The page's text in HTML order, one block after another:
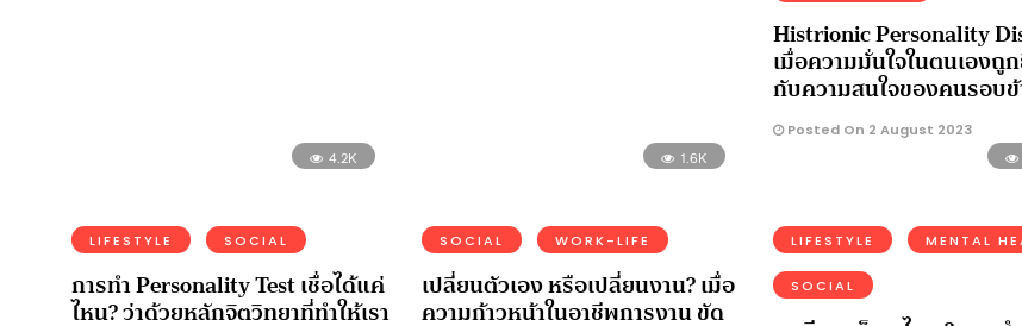
Histrionic Personality
เมื่อความมั่นใจในตนเองถู
กับความสนใจของคนรอบ
Posted On 2 August 2023
4.2K
LIFESTYLE SOCIAL
การทำ Personality Test เชื่อได้แค่
ไหน? ว่าด้วยหลักจิตวิทยาที่ทำให้เรา
1.6K
SOCIAL WORK-LIFE
เปลี่ยนตัวเอง หรือเปลี่ยนงาน? เมื่อ
ความก้าวหน้าในอาชีพการงาน ขัด
LIFESTYLE MENTAL
SOCIAL